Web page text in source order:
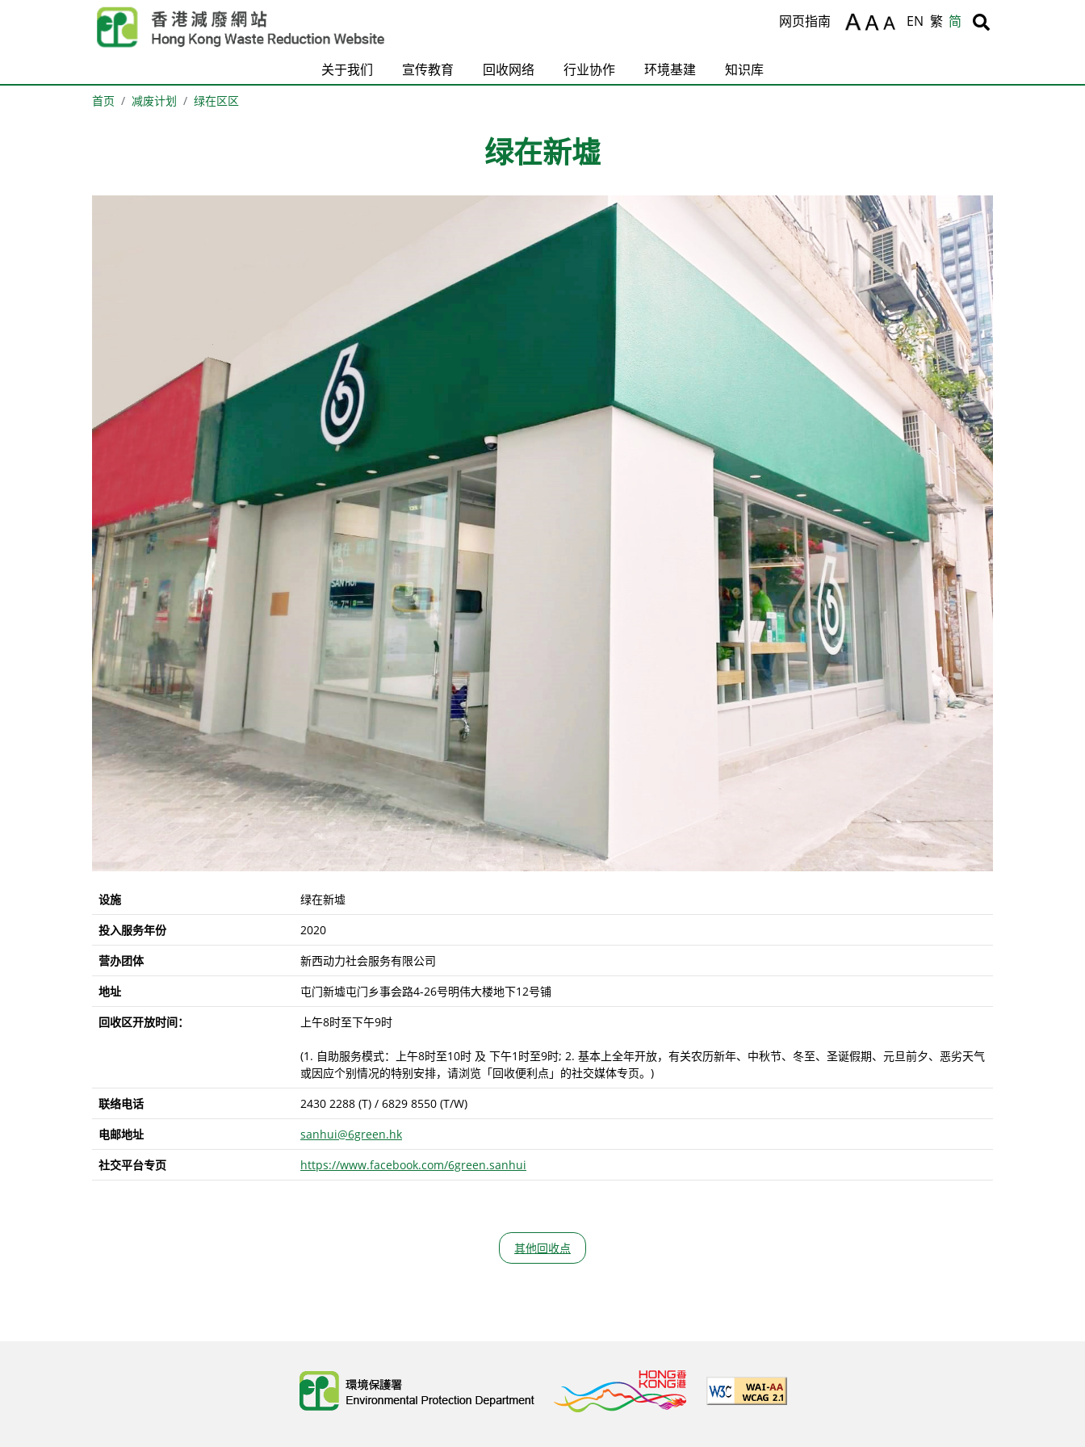
Skip to main content
Body
网页指南 EN 繁 简 Body
关于我们 宣传教育 回收网络 行业协作 环境基建 知识库
首页 减废计划 绿在区区
绿在新墟
设施
绿在新墟
投入服务年份
2020
营办团体
新西动力社会服务有限公司
地址
屯门新墟屯门乡事会路4-26号明伟大楼地下12号铺
回收区开放时间：
上午8时至下午9时
(1. 自助服务模式：上午8时至10时 及 下午1时至9时; 2. 基本上全年开放，有关农历新年、中秋节、冬至、圣诞假期、元旦前夕、恶劣天气
或因应个别情况的特别安排，请浏览「回收便利点」的社交媒体专页。)
联络电话
2430 2288 (T) / 6829 8550 (T/W)
电邮地址
sanhui@6green.hk
社交平台专页
https://www.facebook.com/6green.sanhui
其他回收点